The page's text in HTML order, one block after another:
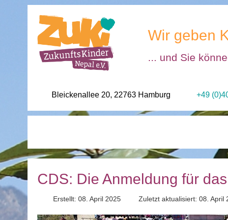
Wir geben
... und Sie
Bleickenallee 20, 22763 Hamburg +49
CDS: Die Anmeldung für
Erstellt: 08. April 2025 Zuletzt aktualisiert: 08. April